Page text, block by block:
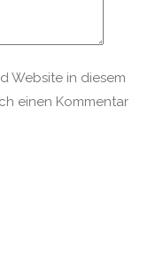
Website in diesem
einen Kommentar